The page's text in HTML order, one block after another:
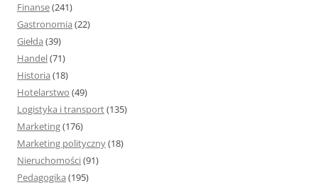
Finanse(241)
Gastronomia (22)
Giełda (39)
Handel(71)
Historia (18)
Hotelarstwo (49)
Logistyka i transport(135)
Marketing(176)
Marketing polityczny(18)
Nieruchomości(91)
Pedagogika (195)